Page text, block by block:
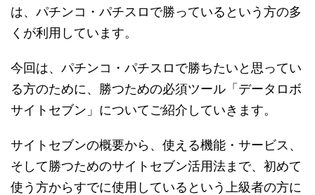
は、パチンコ・パチスロで勝っているという方の多
くが利用しています。
今回は、パチンコ・パチスロで勝ちたいと思ってい
る方のために、勝つための必須ツール「データロボ
サイトセブン」についてご紹介していきます。
サイトセブンの概要から、使える機能・サービス、
そして勝つためのサイトセブン活用法まで、初めて
使う方からすでに使用しているという上級者の方に